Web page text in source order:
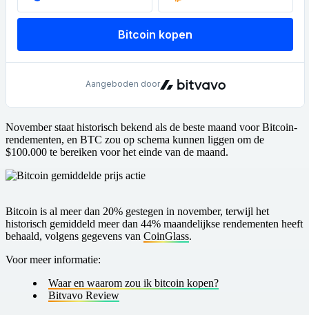
November staat historisch bekend als de beste maand voor Bitcoin-
rendementen, en BTC zou op schema kunnen liggen om de
$100.000 te bereiken voor het einde van de maand.
Bitcoin is al meer dan 20% gestegen in november, terwijl het
historisch gemiddeld meer dan 44% maandelijkse rendementen heeft
behaald, volgens gegevens van CoinGlass.
V oor meer informatie:
W aar en w aarom zou ik bitcoin kopen?
Bitvavo Review